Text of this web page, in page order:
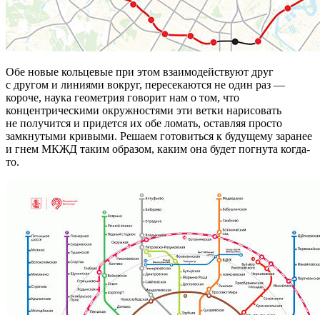
Обе новые кольцевые при этом взаимодействуют друг
с другом и линиями вокруг, пересекаются не один раз —
короче, наука геометрия говорит нам о том, что
концентрическими окружностями эти ветки нарисовать
не получится и придется их обе ломать, оставляя просто
замкнутыми кривыми. Решаем готовиться к будущему заранее
и гнем МКЖД таким образом, каким она будет погнута когда-
то.